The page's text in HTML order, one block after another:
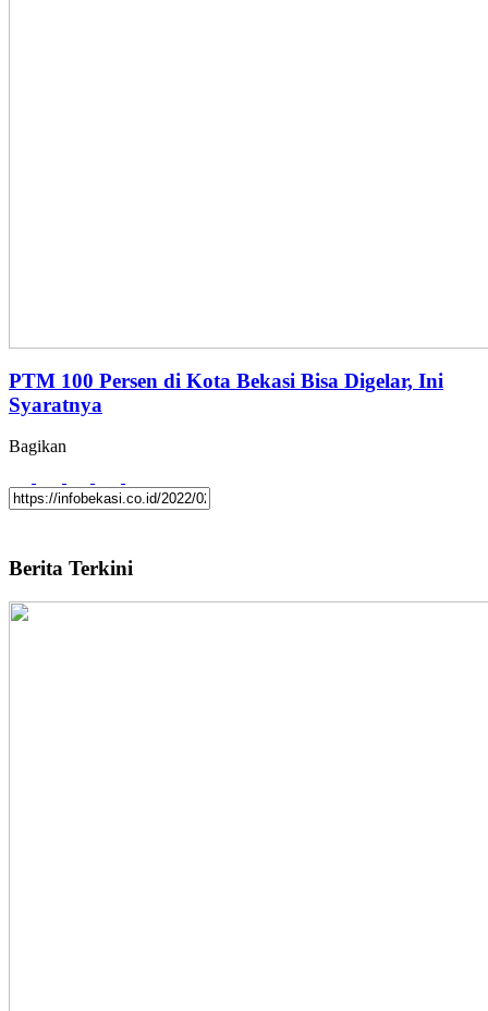
PTM 100 Persen di Kota Bekasi Bisa Digelar, Ini
Syaratnya
Bagikan
Berita Terkini